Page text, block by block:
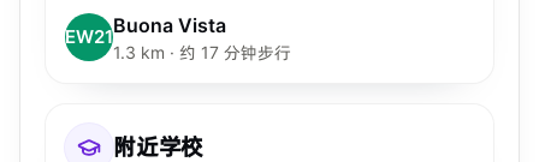
EW21Buona Vista
1.3 km · 约 17 分钟步行
附近学校